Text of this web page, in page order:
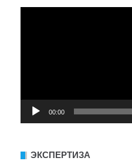
00:00
ЭКСПЕРТИЗА